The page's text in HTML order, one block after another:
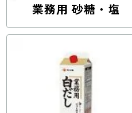
業務用 砂糖・塩